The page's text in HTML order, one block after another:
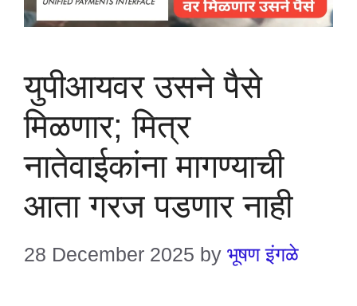
युपीआयवर उसने पैसे
मिळणार; मित्र
नातेवाईकांना मागण्याची
आता गरज पडणार नाही
28 December 2025 by भूषण इंगळे